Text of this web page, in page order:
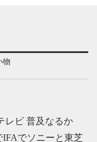
物
レビ 普及なるか
でソニーと東芝